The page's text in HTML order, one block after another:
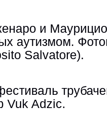
и
аутизмом.
Salvatore).
Vuk Adzic.